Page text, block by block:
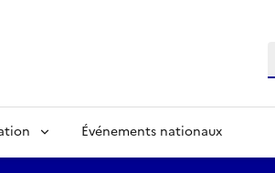
Événements nationaux